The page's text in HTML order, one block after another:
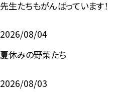
先生たちもがんばっています！
2026/08/04
夏休みの野菜たち
2026/08/03